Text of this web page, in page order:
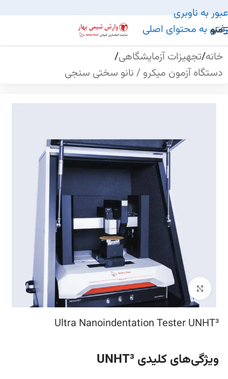
عبور به ناوبری
رفتن به محتوای اصلی
منو
خانه/تجهیزات آزمایشگاهی/
دستگاه آزمون میکرو / نانو سختی سنجی
بزرگنمایی تصویر
Ultra Nanoindentation Tester UNHT³
ویژگی‌های کلیدی UNHT³